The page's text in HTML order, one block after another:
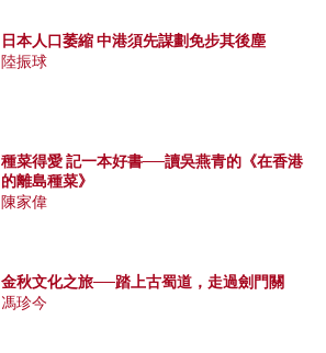
日本人口萎縮 中港須先謀劃免步其後塵
陸振球
種菜得愛 記一本好書──讀吳燕青的《在香港
的離島種菜》
陳家偉
金秋文化之旅──踏上古蜀道，走過劍門關
馮珍今